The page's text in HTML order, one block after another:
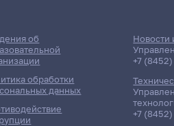
об
обработки
данных
Новости
+7
+7